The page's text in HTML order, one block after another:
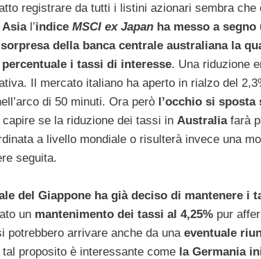
registrare da tutti i listini azionari sembra che
Asial’indice MSCI ex Japanha messo a segno
della banca centrale australiana la
i tassi di interesse. Una riduzione
Il mercato italiano ha aperto in rialzo del
di 50 minuti. Ora però l’occhio si sposta
capire se la riduzione dei tassi in Australiafarà
a livello mondiale o risulterà invece una
seguita.
del Giappone ha già deciso di mantenere i
un mantenimento dei tassi al 4,25% pur
potrebbero arrivare anche da una eventuale
tal proposito è interessante come la Germania